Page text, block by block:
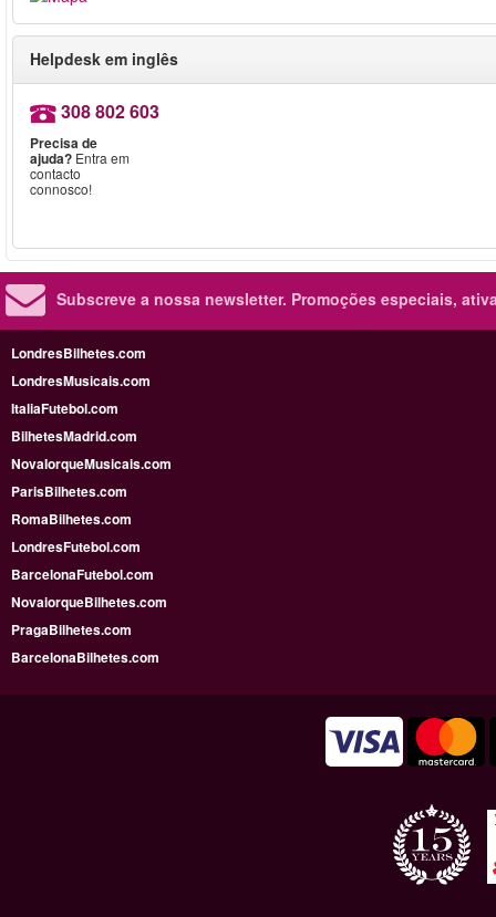
Helpdesk em inglês
308 802 603
Precisa de
ajuda? Entra em
contacto
connosco!
Subscreve a nossa newsletter. Promoções especiais,
LondresBilhetes.com
LondresMusicais.com
ItaliaFutebol.com
BilhetesMadrid.com
NovaIorqueMusicais.com
ParisBilhetes.com
RomaBilhetes.com
LondresFutebol.com
BarcelonaFutebol.com
NovaiorqueBilhetes.com
PragaBilhetes.com
BarcelonaBilhetes.com